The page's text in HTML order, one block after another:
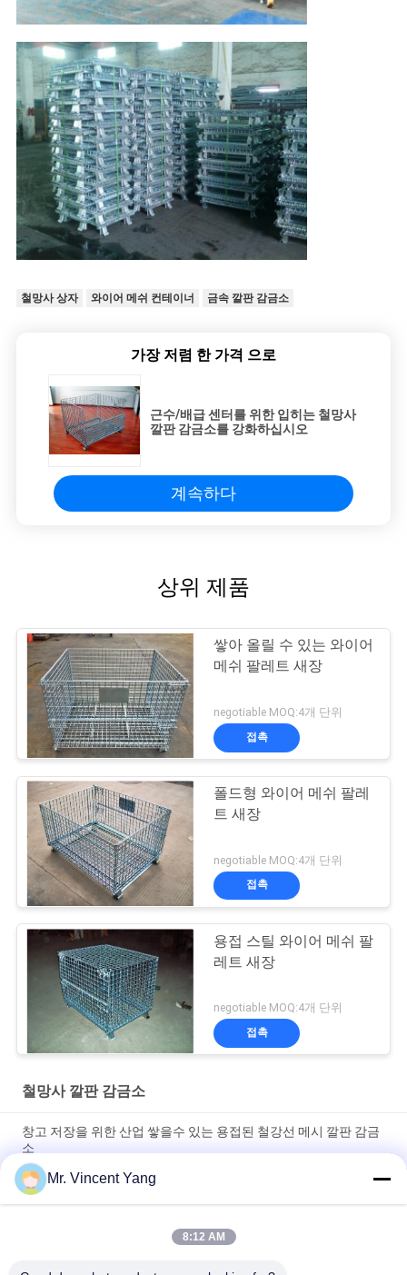
철망사 상자 와이어 메쉬 컨테이너 금속 깔판 감금소
가장 저렴 한 가격 으로
근수/배급 센터를 위한 입히는 철망사
깔판 감금소를 강화하십시오
계속하다
상위 제품
쌓아 올릴 수 있는 와이어
메쉬 팔레트 새장
negotiable MOQ:4개 단위
접촉
폴드형 와이어 메쉬 팔레
트 새장
negotiable MOQ:4개 단위
접촉
용접 스틸 와이어 메쉬 팔
레트 새장
negotiable MOQ:4개 단위
접촉
철망사 깔판 감금소
창고 저장을 위한 산업 쌓을수 있는 용접된 철강선 메시 깔판 감금
소
냉각 압연 강철을 가진 직류 전기를 통한 Foldable 철망사 깔판 감
금소
덮개 뚜껑 보호를 가진 수송에 의하여 용접되는 철강선 메시 깔판
Mr. Vincent Yang
8:12 AM